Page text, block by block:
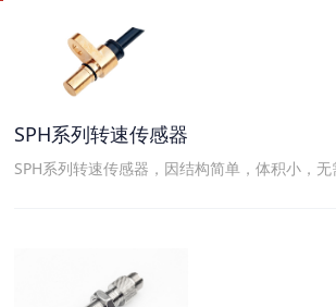
SPH系列转速传感器
SPH系列转速传感器，因结构简单，体积小，